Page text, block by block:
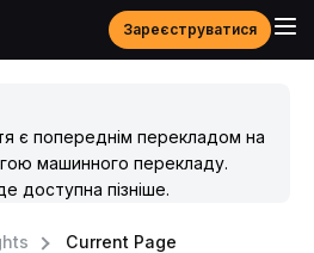
Зареєструватися
є попереднім перекладом на
машинного перекладу.
доступна пізніше.
Current Page